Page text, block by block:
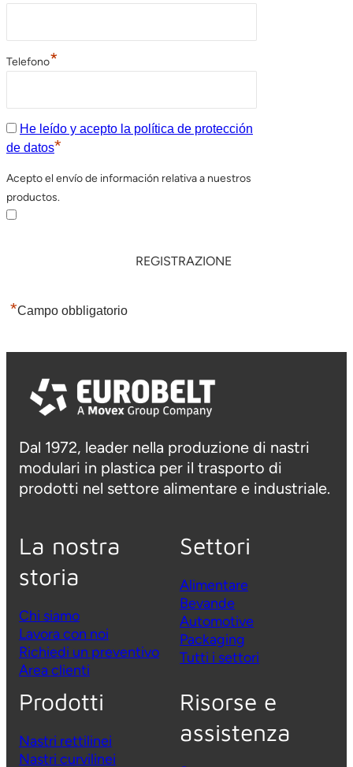
Telefono*
He leído y acepto la política de protección
de datos*
Acepto el envío de información relativa a nuestros
productos.
*Campo obbligatorio
Dal 1972, leader nella produzione di nastri
modulari in plastica per il trasporto di
prodotti nel settore alimentare e industriale.
La nostra
storia
Chi siamo
Lavora con noi
Richiedi un preventivo
Area clienti
Settori
Alimentare
Bevande
Automotive
Packaging
Tutti i settori
Prodotti
Nastri rettilinei
Nastri curvilinei
Risorse e
assistenza